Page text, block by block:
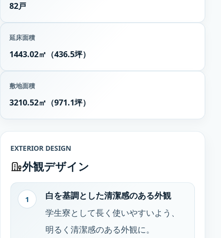
82戸
延床面積
1443.02㎡（436.5坪）
敷地面積
3210.52㎡（971.1坪）
EXTERIOR DESIGN
外観デザイン
1
白を基調とした清潔感のある外観
学生寮として長く使いやすいよう、
明るく清潔感のある外観に。